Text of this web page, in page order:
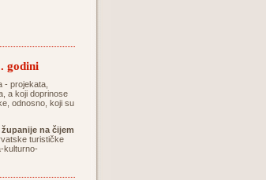
godini
- projekata,
a koji doprinose
odnosno, koji su
na čijem
turističke
kulturno-